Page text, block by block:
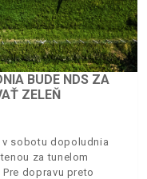
BUDE NDS ZA
ZELEŇ
sobotu dopoludnia
za tunelom
dopravu preto